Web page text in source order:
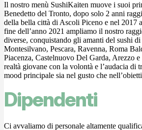
Il nostro menù SushiKaiten muove i suoi
Benedetto del Tronto, dopo solo 2 anni
della bella città di Ascoli Piceno e nel 2017
fine dell’anno 2021 ampliamo il nostro
diverse, conquistando gli amanti del sushi
Montesilvano, Pescara, Ravenna, Roma
Piacenza, Castelnuovo Del Garda, Arezzo e
realtà giovane con la volontà e l’audacia di
mood principale sia nel gusto che
Dipendenti
Ci avvaliamo di personale altamente